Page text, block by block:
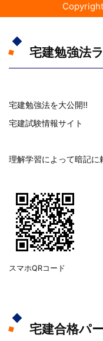
宅建勉強法
宅建勉強法を大公開!!
宅建試験情報サイト
理解学習によって暗記に
スマホQRコード
宅建合格パ